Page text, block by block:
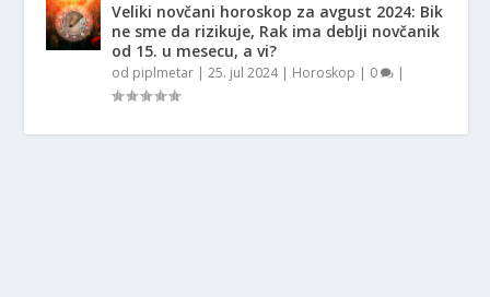
Veliki novčani horoskop za avgust 2024: Bik
ne sme da rizikuje, Rak ima deblji novčanik
od 15. u mesecu, a vi?
od piplmetar |25. jul 2024| Horoskop | 0 |